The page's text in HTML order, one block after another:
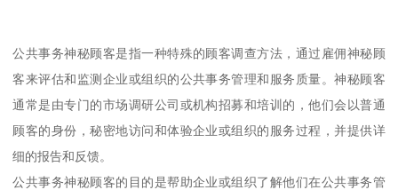
公共事务神秘顾客是指一种特殊的顾客调查方法，通过雇佣神秘顾
客来评估和监测企业或组织的公共事务管理和服务质量。神秘顾客
通常是由专门的市场调研公司或机构招募和培训的，他们会以普通
顾客的身份，秘密地访问和体验企业或组织的服务过程，并提供详
细的报告和反馈。
公共事务神秘顾客的目的是帮助企业或组织了解他们在公共事务管